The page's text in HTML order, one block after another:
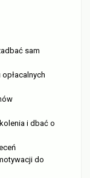
sam
i dbać o
do